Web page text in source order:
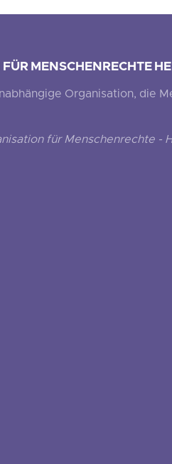
MENSCHENRECHTE
Organisation, die
für Menschenrechte -